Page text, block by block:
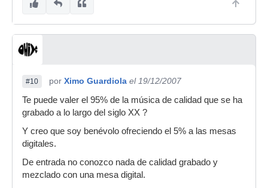
#10 por Ximo Guardiola el 19/12/2007
Te puede valer el 95% de la música de calidad que se ha
grabado a lo largo del siglo XX ?
Y creo que soy benévolo ofreciendo el 5% a las mesas
digitales.
De entrada no conozco nada de calidad grabado y
mezclado con una mesa digital.